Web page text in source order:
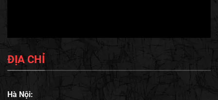
ĐỊA CHỈ
Hà Nội: